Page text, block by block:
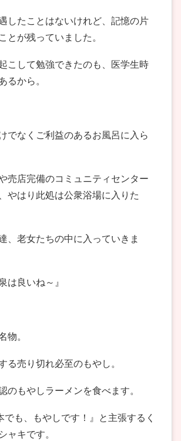
したことはないけれど、記憶の片
とが残っていました。
こして勉強できたのも、医学生時
るから。
でなくご利益のあるお風呂に入ら
売店完備のコミュニティセンター
やはり此処は公衆浴場に入りた
、老女たちの中に入っていきま
は良いね～』
物。
る売り切れ必至のもやし。
のもやしラーメンを食べます。
でも、もやしです！』と主張するく
ャキです。